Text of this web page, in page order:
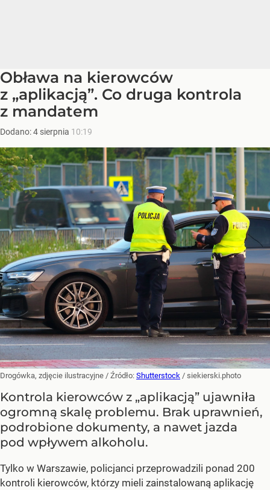
Obława na kierowców
z „aplikacją”. Co druga kontrola
z mandatem
Dodano:4 sierpnia 10:19
Drogówka, zdjęcie ilustracyjne / Źródło: Shutterstock / siekierski.photo
Kontrola kierowców z „aplikacją” ujawniła
ogromną skalę problemu. Brak uprawnień,
podrobione dokumenty, a nawet jazda
pod wpływem alkoholu.
Tylko w Warszawie, policjanci przeprowadzili ponad 200
kontroli kierowców, którzy mieli zainstalowaną aplikację